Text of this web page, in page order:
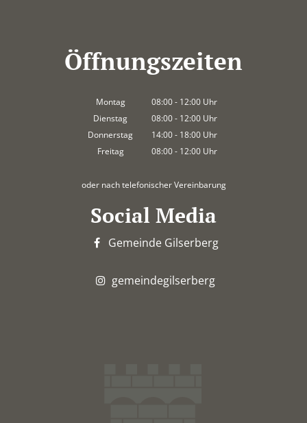
Öffnungszeiten
Montag 08:00- 12:00 Uhr
Von 08:00 bis 12:00 Uhr
Dienstag 08:00- 12:00 Uhr
Von 08:00 bis 12:00 Uhr
Donnerstag 14:00- 18:00 Uhr
Von 14:00 bis 18:00 Uhr
Freitag 08:00- 12:00 Uhr
oder nach telefonischer Vereinbarung
Social Media
Gemeinde Gilserberg
gemeindegilserberg